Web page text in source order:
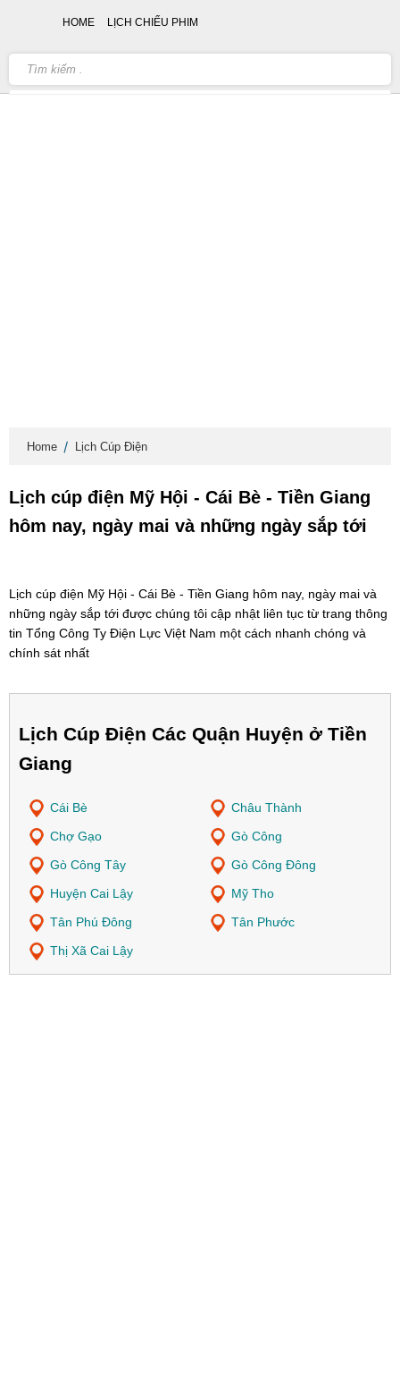
Home Lịch Cúp Điện
Lịch cúp điện Mỹ Hội - Cái Bè - Tiền Giang
hôm nay, ngày mai và những ngày sắp tới
Lịch cúp điện Mỹ Hội - Cái Bè - Tiền Giang hôm nay, ngày mai và
những ngày sắp tới được chúng tôi cập nhật liên tục từ trang thông
tin Tổng Công Ty Điện Lực Việt Nam một cách nhanh chóng và
chính sát nhất
Lịch Cúp Điện Các Quận Huyện ở Tiền
Giang
Cái Bè
Châu Thành
Chợ Gạo
Gò Công
Gò Công Tây
Gò Công Đông
Huyện Cai Lậy
Mỹ Tho
Tân Phú Đông
Tân Phước
Thị Xã Cai Lậy
HOME LỊCH CHIẾU PHIM